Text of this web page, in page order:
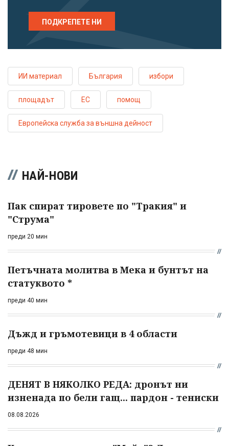
ПОДКРЕПЕТЕ НИ
ИИ материал България избори
площадът ЕС помощ
Европейска служба за външна дейност
НАЙ-НОВИ
Пак спират тировете по "Тракия" и
"Струма"
преди 20 мин
Петъчната молитва в Мека и бунтът на
статуквото *
преди 40 мин
Дъжд и гръмотевици в 4 области
преди 48 мин
ДЕНЯТ В НЯКОЛКО РЕДА: дронът ни
изненада по бели гащ... пардон - тениски
08.08.2026